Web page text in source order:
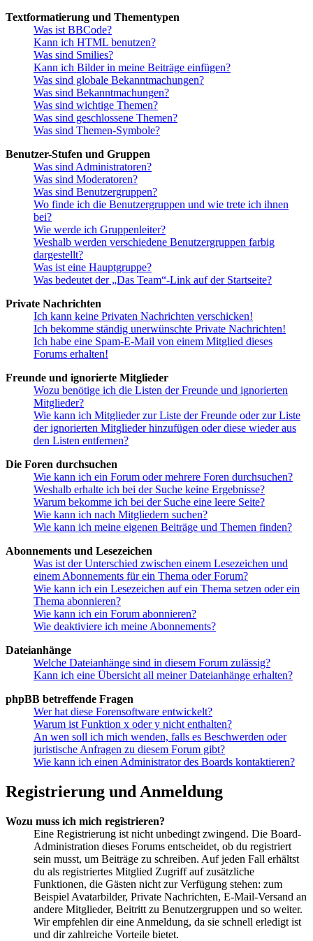
Textformatierung und Thementypen
Was ist BBCode?
Kann ich HTML benutzen?
Was sind Smilies?
Kann ich Bilder in meine Beiträge einfügen?
Was sind globale Bekanntmachungen?
Was sind Bekanntmachungen?
Was sind wichtige Themen?
Was sind geschlossene Themen?
Was sind Themen-Symbole?
Benutzer-Stufen und Gruppen
Was sind Administratoren?
Was sind Moderatoren?
Was sind Benutzergruppen?
Wo finde ich die Benutzergruppen und wie trete ich ihnen
bei?
Wie werde ich Gruppenleiter?
Weshalb werden verschiedene Benutzergruppen farbig
dargestellt?
Was ist eine Hauptgruppe?
Was bedeutet der „Das Team“-Link auf der Startseite?
Private Nachrichten
Ich kann keine Privaten Nachrichten verschicken!
Ich bekomme ständig unerwünschte Private Nachrichten!
Ich habe eine Spam-E-Mail von einem Mitglied dieses
Forums erhalten!
Freunde und ignorierte Mitglieder
Wozu benötige ich die Listen der Freunde und ignorierten
Mitglieder?
Wie kann ich Mitglieder zur Liste der Freunde oder zur Liste
der ignorierten Mitglieder hinzufügen oder diese wieder aus
den Listen entfernen?
Die Foren durchsuchen
Wie kann ich ein Forum oder mehrere Foren durchsuchen?
Weshalb erhalte ich bei der Suche keine Ergebnisse?
Warum bekomme ich bei der Suche eine leere Seite?
Wie kann ich nach Mitgliedern suchen?
Wie kann ich meine eigenen Beiträge und Themen finden?
Abonnements und Lesezeichen
Was ist der Unterschied zwischen einem Lesezeichen und
einem Abonnements für ein Thema oder Forum?
Wie kann ich ein Lesezeichen auf ein Thema setzen oder ein
Thema abonnieren?
Wie kann ich ein Forum abonnieren?
Wie deaktiviere ich meine Abonnements?
Dateianhänge
Welche Dateianhänge sind in diesem Forum zulässig?
Kann ich eine Übersicht all meiner Dateianhänge erhalten?
phpBB betreffende Fragen
Wer hat diese Forensoftware entwickelt?
Warum ist Funktion x oder y nicht enthalten?
An wen soll ich mich wenden, falls es Beschwerden oder
juristische Anfragen zu diesem Forum gibt?
Wie kann ich einen Administrator des Boards kontaktieren?
Registrierung und Anmeldung
Wozu muss ich mich registrieren?
Eine Registrierung ist nicht unbedingt zwingend. Die Board-
Administration dieses Forums entscheidet, ob du registriert
sein musst, um Beiträge zu schreiben. Auf jeden Fall erhältst
du als registriertes Mitglied Zugriff auf zusätzliche
Funktionen, die Gästen nicht zur Verfügung stehen: zum
Beispiel Avatarbilder, Private Nachrichten, E-Mail-Versand an
andere Mitglieder, Beitritt zu Benutzergruppen und so weiter.
Wir empfehlen dir eine Anmeldung, da sie schnell erledigt ist
und dir zahlreiche Vorteile bietet.